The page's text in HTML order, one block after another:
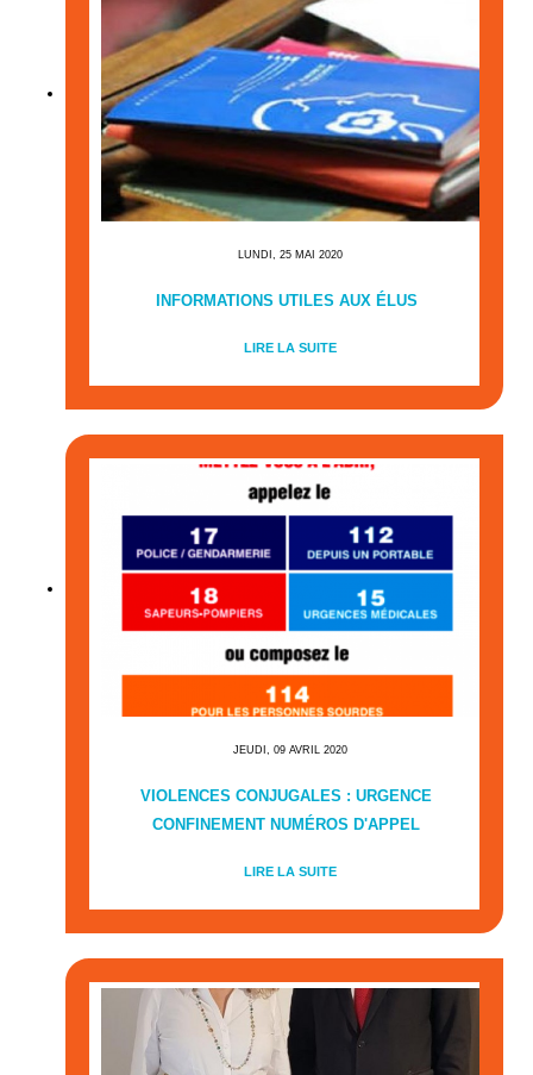
LUNDI, 25 MAI 2020
INFORMATIONS UTILES AUX ÉLUS
LIRE LA SUITE
JEUDI, 09 AVRIL 2020
VIOLENCES CONJUGALES : URGENCE
CONFINEMENT NUMÉROS D'APPEL
LIRE LA SUITE